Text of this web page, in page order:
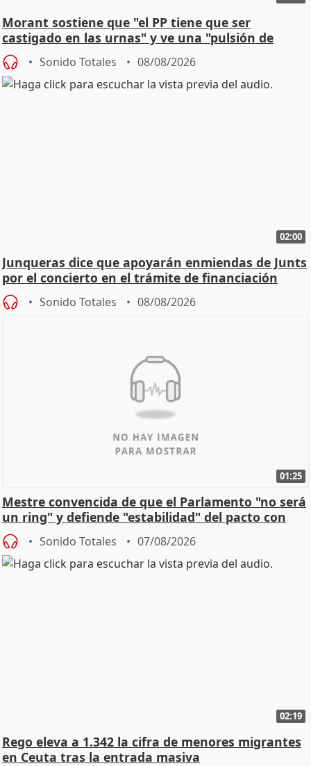
Morant sostiene que "el PP tiene que ser
castigado en las urnas" y ve una "pulsión de
cambio"
Sonido Totales 08/08/2026
02:00
Junqueras dice que apoyarán enmiendas de Junts
por el concierto en el trámite de financiación
Sonido Totales 08/08/2026
01:25
Mestre convencida de que el Parlamento "no será
un ring" y defiende "estabilidad" del pacto con
Vox
Sonido Totales 07/08/2026
02:19
Rego eleva a 1.342 la cifra de menores migrantes
en Ceuta tras la entrada masiva